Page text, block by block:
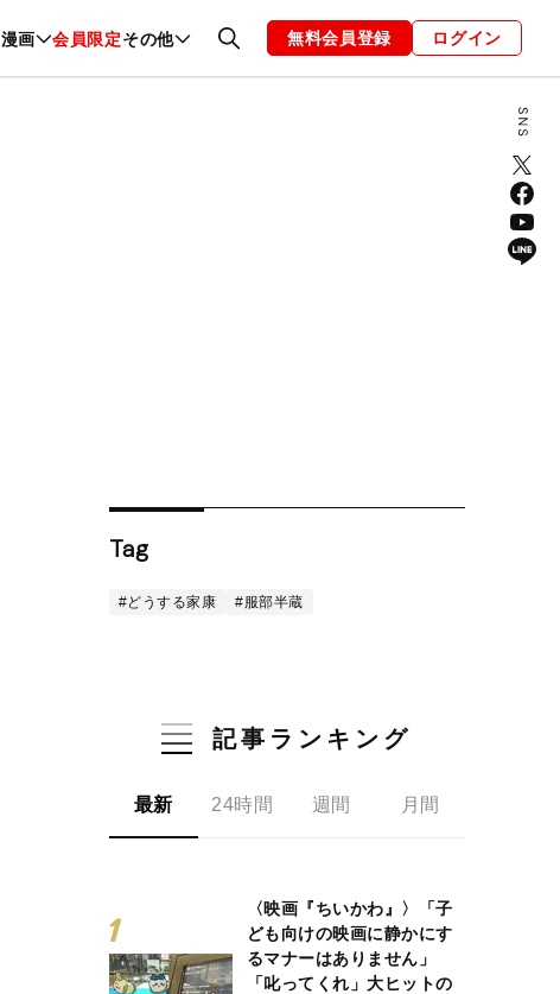
漫画 会員限定その他
ファッション 恋愛・結婚 編集部 お知らせ
無料会員登録 ログイン
Tag
#どうする家康 #服部半蔵
記事ランキング
最新 24時間 週間 月間
〈映画『ちいかわ』〉「子
ども向けの映画に静かにす
るマナーはありません」
「叱ってくれ」大ヒットの